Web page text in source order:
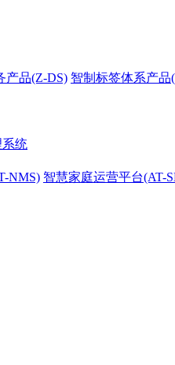
产品(Z-DS) 智制标签体系产品
系统
NMS) 智慧家庭运营平台(AT-